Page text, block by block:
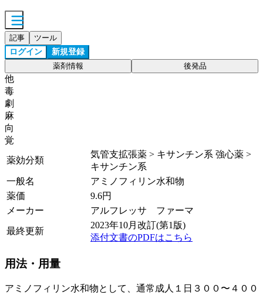
記事 ツール
ログイン 新規登録
薬剤情報 後発品
他
毒
劇
麻
向
覚
薬効分類
気管支拡張薬 > キサンチン系 強心薬 >
キサンチン系
一般名
アミノフィリン水和物
薬価
9.6円
メーカー
アルフレッサ ファーマ
最終更新
2023年10月改訂(第1版)
添付文書のPDFはこちら
用法・用量
アミノフィリン水和物として、通常成人１日３００〜４００